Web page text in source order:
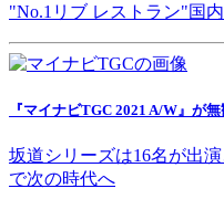
"No.1リブ レストラン"国
『マイナビTGC 2021 A/W』が
坂道シリーズは16名が出
で次の時代へ